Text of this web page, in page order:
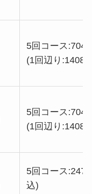
5回コース
(1回辺り
5回コース
(1回辺り
5回コース
込)